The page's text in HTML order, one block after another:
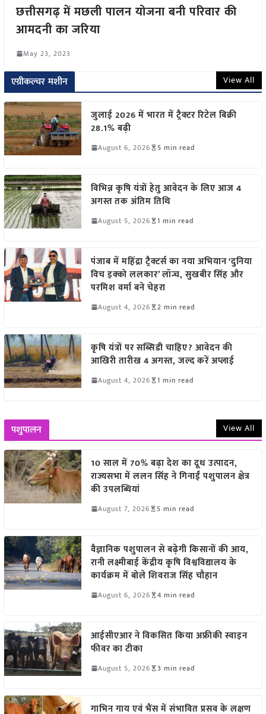
छत्तीसगढ़ में मछली पालन योजना बनी परिवार की
आमदनी का जरिया
May 23, 2023
एग्रीकल्चर मशीन View All
जुलाई 2026 में भारत में ट्रैक्टर रिटेल बिक्री
28.1% बढ़ी
August 6, 2026 5 min read
विभिन्न कृषि यंत्रों हेतु आवेदन के लिए आज 4
अगस्त तक अंतिम तिथि
August 5, 2026 1 min read
पंजाब में महिंद्रा ट्रैक्टर्स का नया अभियान ‘दुनिया
विच इक्को ललकार’ लॉन्च, सुखबीर सिंह और
परमिश वर्मा बने चेहरा
August 4, 2026 2 min read
कृषि यंत्रों पर सब्सिडी चाहिए? आवेदन की
आखिरी तारीख 4 अगस्त, जल्द करें अप्लाई
August 4, 2026 1 min read
पशुपालन View All
10 साल में 70% बढ़ा देश का दूध उत्पादन,
राज्यसभा में ललन सिंह ने गिनाईं पशुपालन क्षेत्र
की उपलब्धियां
August 7, 2026 5 min read
वैज्ञानिक पशुपालन से बढ़ेगी किसानों की आय,
रानी लक्ष्मीबाई केंद्रीय कृषि विश्वविद्यालय के
कार्यक्रम में बोले शिवराज सिंह चौहान
August 6, 2026 4 min read
आईसीएआर ने विकसित किया अफ्रीकी स्वाइन
फीवर का टीका
August 5, 2026 3 min read
गाभिन गाय एवं भैंस में संभावित प्रसव के लक्षण